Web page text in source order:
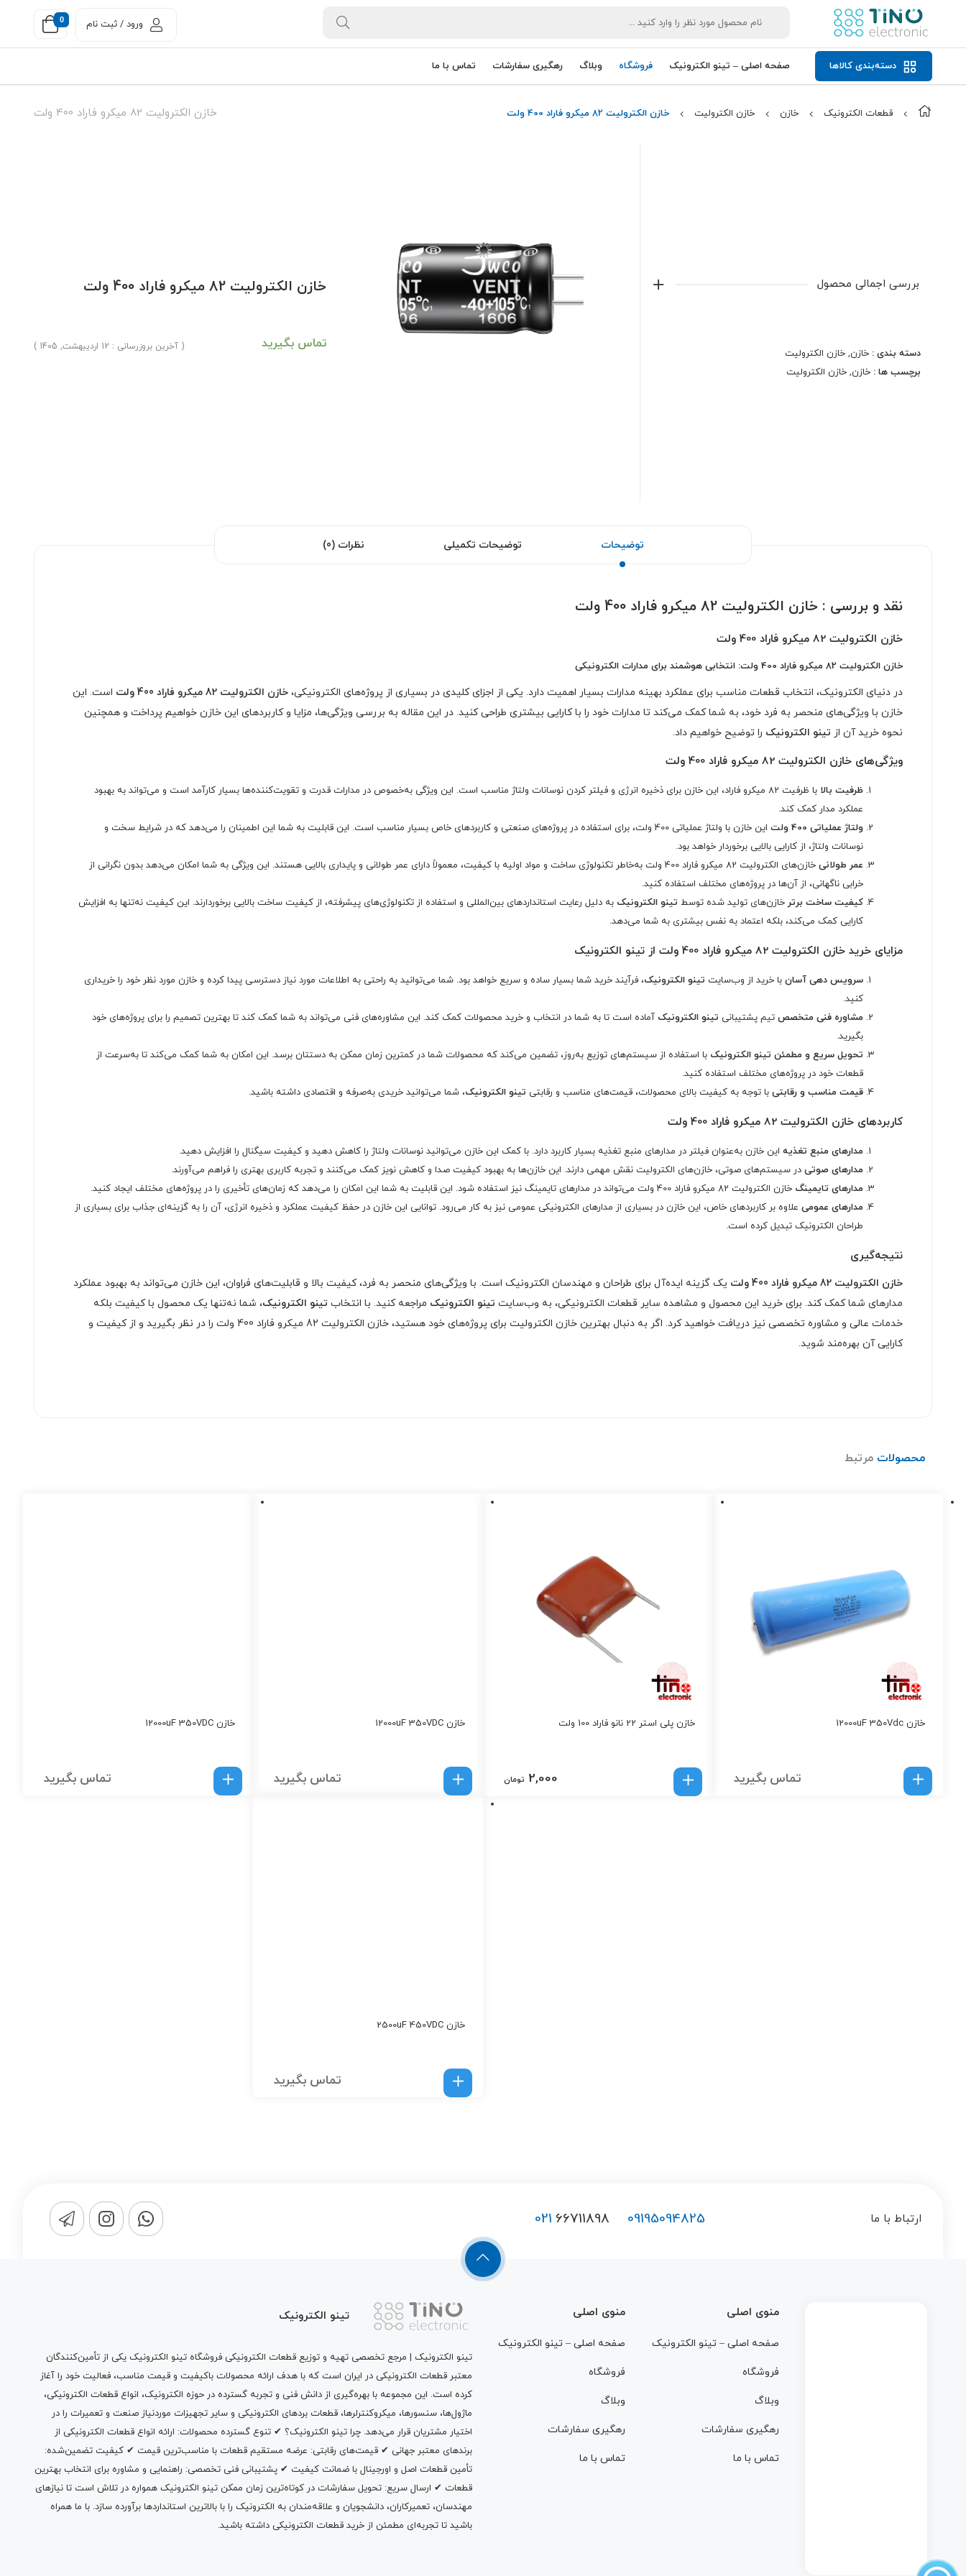
0 ورود / ثبت نام
دسته‌بندی کالاها صفحه اصلی – تینو الکترونیک فروشگاه وبلاگ رهگیری سفارشات تماس با ما
خازن الکترولیت 82 میکرو فاراد 400 ولت قطعات الکترونیک خازن خازن الکترولیت خازن الکترولیت 82 میکرو فاراد 400 ولت
بررسی اجمالی محصول
بهینه مدارات بسیار اهمیت دارد. یکی از اجزای کلیدی در
دسته بندی : خازن, خازن الکترولیت
برچسب ها : خازن, خازن الکترولیت
خازن الکترولیت 82 میکرو فاراد 400 ولت
تماس بگیرید ( آخرین بروزرسانی : 12 اردیبهشت, 1405 )
توضیحات توضیحات تکمیلی نظرات (0)
نقد و بررسی : خازن الکترولیت 82 میکرو فاراد 400 ولت
خازن الکترولیت 82 میکرو فاراد 400 ولت
خازن الکترولیت 82 میکرو فاراد 400 ولت: انتخابی هوشمند برای مدارات الکترونیکی
در دنیای الکترونیک، انتخاب قطعات مناسب برای عملکرد بهینه مدارات بسیار اهمیت دارد. یکی از اجزای کلیدی در بسیاری از پروژه‌های الکترونیکی، خازن الکترولیت 82 میکرو فاراد 400 ولت
است. این
خازن با ویژگی‌های منحصر به فرد خود، به شما کمک می‌کند تا مدارات خود را با کارایی بیشتری طراحی کنید. در این مقاله به بررسی ویژگی‌ها، مزایا و کاربردهای این خازن خواهیم پرداخت و همچنین
نحوه خرید آن از تینو الکترونیک را توضیح خواهیم داد.
ویژگی‌های خازن الکترولیت 82 میکرو فاراد 400 ولت
ظرفیت بالا
با ظرفیت 82 میکرو فاراد، این خازن برای ذخیره انرژی و فیلتر کردن نوسانات ولتاژ مناسب است. این ویژگی به‌خصوص در مدارات قدرت و تقویت‌کننده‌ها بسیار کارآمد است و می‌تواند به بهبود
عملکرد مدار کمک کند.
ولتاژ عملیاتی 400 ولت
این خازن با ولتاژ عملیاتی 400 ولت، برای استفاده در پروژه‌های صنعتی و کاربردهای خاص بسیار مناسب است. این قابلیت به شما این اطمینان را می‌دهد که در شرایط سخت و
نوسانات ولتاژ، از کارایی بالایی برخوردار خواهد بود.
عمر طولانی
خازن‌های الکترولیت 82 میکرو فاراد 400 ولت به‌خاطر تکنولوژی ساخت و مواد اولیه با کیفیت، معمولاً دارای عمر طولانی و پایداری بالایی هستند. این ویژگی به شما امکان می‌دهد بدون نگرانی از
خرابی ناگهانی، از آن‌ها در پروژه‌های مختلف استفاده کنید.
کیفیت ساخت برتر خازن‌های تولید شده توسط تینو الکترونیک به دلیل رعایت استانداردهای بین‌المللی و استفاده از تکنولوژی‌های پیشرفته، از کیفیت ساخت بالایی برخوردارند. این کیفیت نه‌تنها به افزایش
کارایی کمک می‌کند، بلکه اعتماد به نفس بیشتری به شما می‌دهد.
مزایای خرید خازن الکترولیت 82 میکرو فاراد 400 ولت از تینو الکترونیک
سرویس دهی آسان با خرید از وب‌سایت تینو الکترونیک، فرآیند خرید شما بسیار ساده و سریع خواهد بود. شما می‌توانید به راحتی به اطلاعات مورد نیاز دسترسی پیدا کرده و خازن مورد نظر خود را خریداری
کنید.
مشاوره فنی متخصص تیم پشتیبانی تینو الکترونیک آماده است تا به شما در انتخاب و خرید محصولات کمک کند. این مشاوره‌های فنی می‌تواند به شما کمک کند تا بهترین تصمیم را برای پروژه‌های خود
بگیرید.
تحویل سریع و مطمئن تینو الکترونیک با استفاده از سیستم‌های توزیع به‌روز، تضمین می‌کند که محصولات شما در کمترین زمان ممکن به دستتان برسد. این امکان به شما کمک می‌کند تا به‌سرعت از
قطعات خود در پروژه‌های مختلف استفاده کنید.
قیمت مناسب و رقابتی با توجه به کیفیت بالای محصولات، قیمت‌های مناسب و رقابتی تینو الکترونیک، شما می‌توانید خریدی به‌صرفه و اقتصادی داشته باشید.
کاربردهای خازن الکترولیت 82 میکرو فاراد 400 ولت
مدارهای منبع تغذیه این خازن به‌عنوان فیلتر در مدارهای منبع تغذیه بسیار کاربرد دارد. با کمک این خازن می‌توانید نوسانات ولتاژ را کاهش دهید و کیفیت سیگنال را افزایش دهید.
مدارهای صوتی در سیستم‌های صوتی، خازن‌های الکترولیت نقش مهمی دارند. این خازن‌ها به بهبود کیفیت صدا و کاهش نویز کمک می‌کنند و تجربه کاربری بهتری را فراهم می‌آورند.
مدارهای تایمینگ خازن الکترولیت 82 میکرو فاراد 400 ولت می‌تواند در مدارهای تایمینگ نیز استفاده شود. این قابلیت به شما این امکان را می‌دهد که زمان‌های تأخیری را در پروژه‌های مختلف ایجاد کنید.
مدارهای عمومی علاوه بر کاربردهای خاص، این خازن در بسیاری از مدارهای الکترونیکی عمومی نیز به کار می‌رود. توانایی این خازن در حفظ کیفیت عملکرد و ذخیره انرژی، آن را به گزینه‌ای جذاب برای بسیاری از
طراحان الکترونیک تبدیل کرده است.
نتیجه‌گیری
خازن الکترولیت 82 میکرو فاراد 400 ولت
یک گزینه ایده‌آل برای طراحان و مهندسان الکترونیک است. با ویژگی‌های منحصر به فرد، کیفیت بالا و قابلیت‌های فراوان، این خازن می‌تواند به بهبود عملکرد
مدارهای شما کمک کند. برای خرید این محصول و مشاهده سایر قطعات الکترونیکی، به وب‌سایت تینو الکترونیک مراجعه کنید. با انتخاب تینو الکترونیک، شما نه‌تنها یک محصول با کیفیت بلکه
خدمات عالی و مشاوره تخصصی نیز دریافت خواهید کرد. اگر به دنبال بهترین خازن الکترولیت برای پروژه‌های خود هستید، خازن الکترولیت 82 میکرو فاراد 400 ولت را در نظر بگیرید و از کیفیت و
کارایی آن بهره‌مند شوید.
محصولات مرتبط
خازن 12000uF 350Vdc
تماس بگیرید
خازن پلی استر 22 نانو فاراد 100 ولت
2,000 تومان
خازن 12000uF 350VDC
تماس بگیرید
خازن 12000uF 350VDC
تماس بگیرید
خازن 2500uF 450VDC
تماس بگیرید
ارتباط با ما 021 66711898 09195094825
منوی اصلی
صفحه اصلی – تینو الکترونیک
فروشگاه
وبلاگ
رهگیری سفارشات
تماس با ما
منوی اصلی
صفحه اصلی – تینو الکترونیک
فروشگاه
وبلاگ
رهگیری سفارشات
تماس با ما
تینو الکترونیک
تینو الکترونیک | مرجع تخصصی تهیه و توزیع قطعات الکترونیکی فروشگاه تینو الکترونیک یکی از تأمین‌کنندگان
معتبر قطعات الکترونیکی در ایران است که با هدف ارائه محصولات باکیفیت و قیمت مناسب، فعالیت خود را آغاز
کرده است. این مجموعه با بهره‌گیری از دانش فنی و تجربه گسترده در حوزه الکترونیک، انواع قطعات الکترونیکی،
ماژول‌ها، سنسورها، میکروکنترلرها، قطعات بردهای الکترونیکی و سایر تجهیزات موردنیاز صنعت و تعمیرات را در
اختیار مشتریان قرار می‌دهد. چرا تینو الکترونیک؟ ✔ تنوع گسترده محصولات: ارائه انواع قطعات الکترونیکی از
برندهای معتبر جهانی ✔ قیمت‌های رقابتی: عرضه مستقیم قطعات با مناسب‌ترین قیمت ✔ کیفیت تضمین‌شده:
تأمین قطعات اصل و اورجینال با ضمانت کیفیت ✔ پشتیبانی فنی تخصصی: راهنمایی و مشاوره برای انتخاب بهترین
قطعات ✔ ارسال سریع: تحویل سفارشات در کوتاه‌ترین زمان ممکن تینو الکترونیک همواره در تلاش است تا نیازهای
مهندسان، تعمیرکاران، دانشجویان و علاقه‌مندان به الکترونیک را با بالاترین استانداردها برآورده سازد. با ما همراه
باشید تا تجربه‌ای مطمئن از خرید قطعات الکترونیکی داشته باشید.